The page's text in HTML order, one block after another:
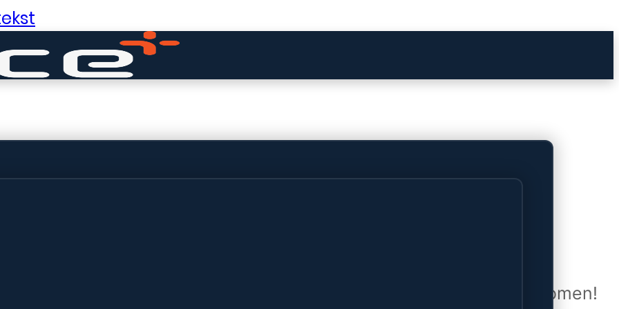
dingen in het verschiet
winkel wordt momenteel gebouwd en zal binnenkort online komen!